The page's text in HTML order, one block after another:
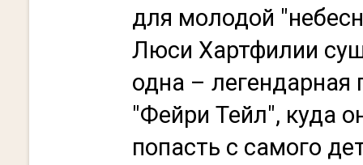
для молодой
Люси Хартфилии
одна – легендарная
"Фейри Тейл", куда
попасть с самого